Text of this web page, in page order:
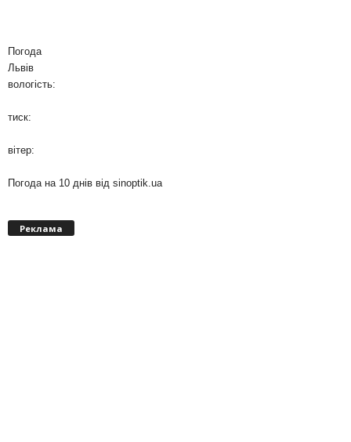
Погода
Львів
вологість:
тиск:
вітер:
Погода на 10 днів від sinoptik.ua
Реклама